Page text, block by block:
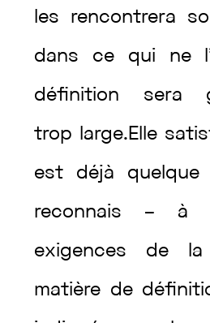
les rencontrera
dans ce qui ne
définition sera
trop large.Elle
est déjà quelque
reconnais – à
exigences de
matière de